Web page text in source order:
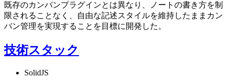
既存のカンバンプラグインとは異なり、ノートの書き方を制
限されることなく、自由な記述スタイルを維持したままカン
バン管理を実現することを目標に開発した。
技術スタック
SolidJS